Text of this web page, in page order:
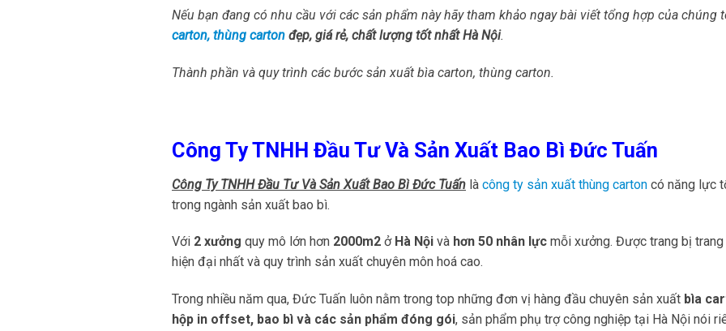
Nếu bạn đang có nhu cầu với các sản phẩm này hãy tham khảo ngay bài viết tổng hợp của chúng
carton, thùng carton đẹp, giá rẻ, chất lượng tốt nhất Hà Nội.
Thành phần và quy trình các bước sản xuất bìa carton, thùng carton.
Công Ty TNHH Đầu Tư Và Sản Xuất Bao Bì Đức Tuấn
Công Ty TNHH Đầu Tư Và Sản Xuất Bao Bì Đức Tuấn là công ty sản xuất thùng carton có năng lực
trong ngành sản xuất bao bì.
Với 2 xưởng quy mô lớn hơn 2000m2 ở Hà Nội và hơn 50 nhân lực mỗi xưởng. Được trang bị
hiện đại nhất và quy trình sản xuất chuyên môn hoá cao.
Trong nhiều năm qua, Đức Tuấn luôn nằm trong top những đơn vị hàng đầu chuyên sản xuất bìa
hộp in offset, bao bì và các sản phẩm đóng gói, sản phẩm phụ trợ công nghiệp tại Hà Nội nói